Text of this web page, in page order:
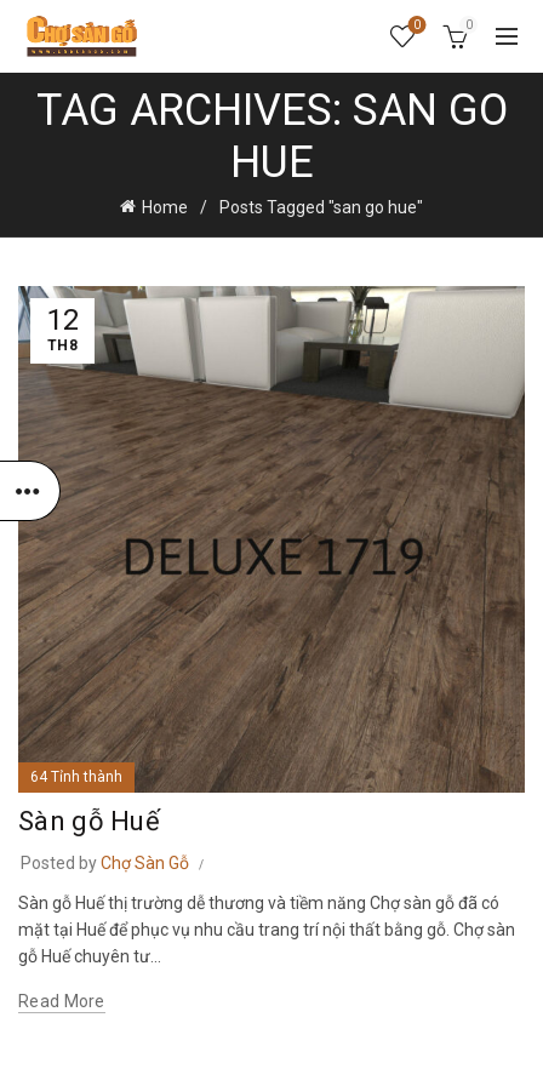
0 0
TAG ARCHIVES: SAN GO
HUE
Home Posts Tagged "san go hue"
12
TH8
64 Tỉnh thành
Sàn gỗ Huế
Posted byChợ Sàn Gỗ
Sàn gỗ Huế thị trường dễ thương và tiềm năng Chợ sàn gỗ đã có
mặt tại Huế để phục vụ nhu cầu trang trí nội thất bằng gỗ. Chợ sàn
gỗ Huế chuyên tư...
Read More